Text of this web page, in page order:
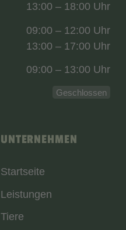
UNTERNEHMEN
Startseite
Leistungen
Tiere
13:00 – 18:00 Uhr
09:00 – 12:00 Uhr
13:00 – 17:00 Uhr
09:00 – 13:00 Uhr
Geschlossen